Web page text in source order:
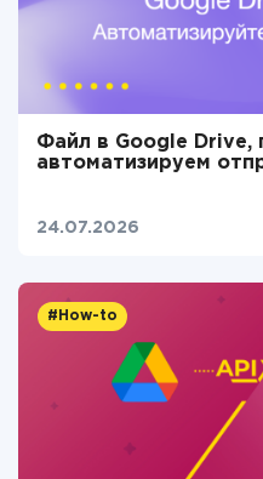
Файл в Google Drive,
автоматизируем
24.07.2026
#How-to